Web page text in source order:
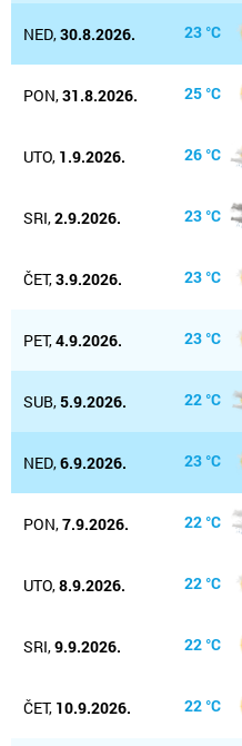
NED,30.8.2026. 23 °C
PON,31.8.2026. 25 °C
UTO, 1.9.2026. 26 °C
SRI,2.9.2026. 23 °C
ČET,3.9.2026. 23 °C
PET,4.9.2026. 23 °C
SUB,5.9.2026. 22 °C
NED,6.9.2026. 23 °C
PON,7.9.2026. 22 °C
UTO,8.9.2026. 22 °C
SRI,9.9.2026. 22 °C
ČET, 10.9.2026. 22 °C